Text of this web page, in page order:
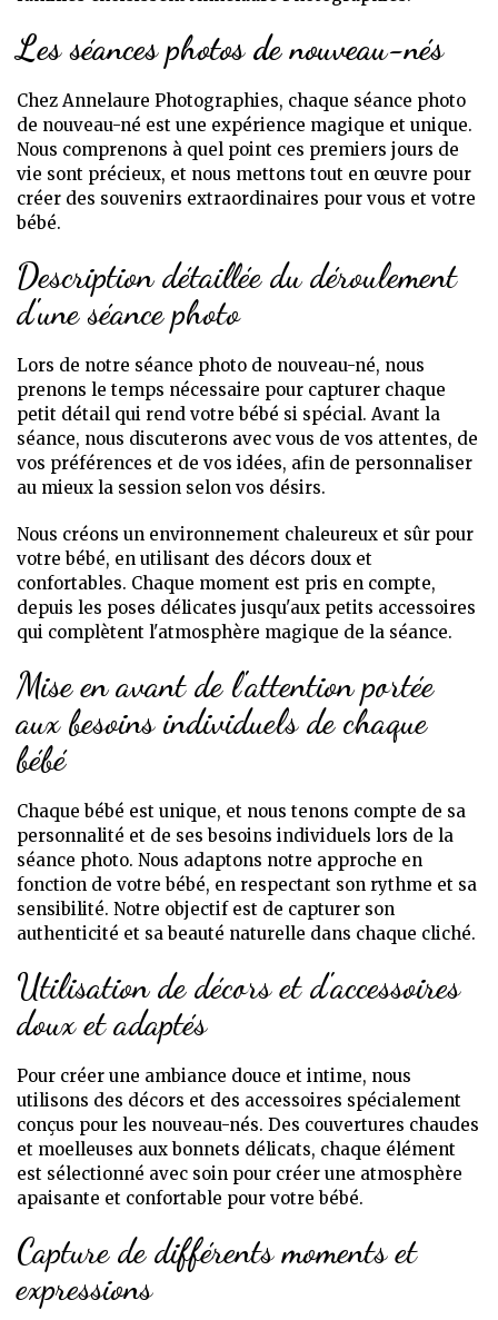
Les séances photos de nouveau-nés
Chez Annelaure Photographies, chaque séance photo
de nouveau-né est une expérience magique et unique.
Nous comprenons à quel point ces premiers jours de
vie sont précieux, et nous mettons tout en œuvre pour
créer des souvenirs extraordinaires pour vous et votre
bébé.
Description détaillée du déroulement
d'une séance photo
Lors de notre séance photo de nouveau-né, nous
prenons le temps nécessaire pour capturer chaque
petit détail qui rend votre bébé si spécial. Avant la
séance, nous discuterons avec vous de vos attentes, de
vos préférences et de vos idées, afin de personnaliser
au mieux la session selon vos désirs.
Nous créons un environnement chaleureux et sûr pour
votre bébé, en utilisant des décors doux et
confortables. Chaque moment est pris en compte,
depuis les poses délicates jusqu'aux petits accessoires
qui complètent l'atmosphère magique de la séance.
Mise en avant de l'attention portée
aux besoins individuels de chaque
bébé
Chaque bébé est unique, et nous tenons compte de sa
personnalité et de ses besoins individuels lors de la
séance photo. Nous adaptons notre approche en
fonction de votre bébé, en respectant son rythme et sa
sensibilité. Notre objectif est de capturer son
authenticité et sa beauté naturelle dans chaque cliché.
Utilisation de décors et d'accessoires
doux et adaptés
Pour créer une ambiance douce et intime, nous
utilisons des décors et des accessoires spécialement
conçus pour les nouveau-nés. Des couvertures chaudes
et moelleuses aux bonnets délicats, chaque élément
est sélectionné avec soin pour créer une atmosphère
apaisante et confortable pour votre bébé.
Capture de différents moments et
expressions